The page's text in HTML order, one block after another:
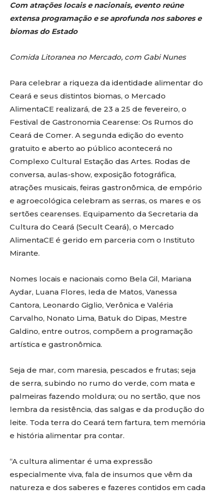
Com atrações locais e nacionais, evento reúne
extensa programação e se aprofunda nos sabores e
biomas do Estado
Comida Litoranea no Mercado, com Gabi Nunes
Para celebrar a riqueza da identidade alimentar do
Ceará e seus distintos biomas, o Mercado
AlimentaCE realizará, de 23 a 25 de fevereiro, o
Festival de Gastronomia Cearense: Os Rumos do
Ceará de Comer. A segunda edição do evento
gratuito e aberto ao público acontecerá no
Complexo Cultural Estação das Artes. Rodas de
conversa, aulas-show, exposição fotográfica,
atrações musicais, feiras gastronômica, de empório
e agroecológica celebram as serras, os mares e os
sertões cearenses. Equipamento da Secretaria da
Cultura do Ceará (Secult Ceará), o Mercado
AlimentaCE é gerido em parceria com o Instituto
Mirante.
Nomes locais e nacionais como Bela Gil, Mariana
Aydar, Luana Flores, Ieda de Matos, Vanessa
Cantora, Leonardo Giglio, Verônica e Valéria
Carvalho, Nonato Lima, Batuk do Dipas, Mestre
Galdino, entre outros, compõem a programação
artística e gastronômica.
Seja de mar, com maresia, pescados e frutas; seja
de serra, subindo no rumo do verde, com mata e
palmeiras fazendo moldura; ou no sertão, que nos
lembra da resistência, das salgas e da produção do
leite. Toda terra do Ceará tem fartura, tem memória
e história alimentar pra contar.
“A cultura alimentar é uma expressão
especialmente viva, fala de insumos que vêm da
natureza e dos saberes e fazeres contidos em cada